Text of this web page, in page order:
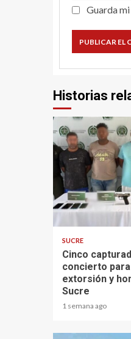
Guarda
Historias
2 min read
SUCRE
Cinco
concierto
extorsión y
Sucre
1 semana ago